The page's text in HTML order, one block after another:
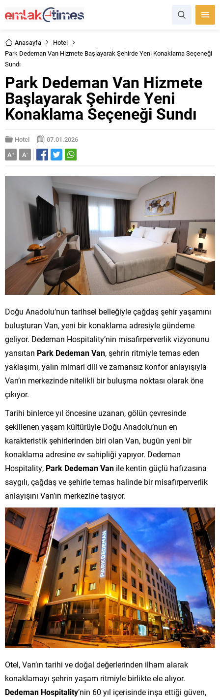
Anasayfa
Hotel
Park Dedeman Van Hizmete Başlayarak Şehirde Yeni Konaklama Seçeneği
Sundı
Park Dedeman Van Hizmete
Başlayarak Şehirde Yeni
Konaklama Seçeneği Sundı
Hotel
07.01.2026
A+ A-
Doğu Anadolu’nun tarihsel belleğiyle çağdaş şehir yaşamını
buluşturan Van, yeni bir konaklama adresiyle gündeme
geliyor. Dedeman Hospitality’nin misafirperverlik vizyonunu
yansıtan Park Dedeman Van, şehrin ritmiyle temas eden
yaklaşımı, yalın mimari dili ve zamansız konfor anlayışıyla
Van’ın merkezinde nitelikli bir buluşma noktası olarak öne
çıkıyor.
Tarihi binlerce yıl öncesine uzanan, gölün çevresinde
şekillenen yaşam kültürüyle Doğu Anadolu’nun en
karakteristik şehirlerinden biri olan Van, bugün yeni bir
konaklama adresine ev sahipliği yapıyor. Dedeman
Hospitality, Park Dedeman Van ile kentin güçlü hafızasına
saygılı, çağdaş ve şehirle temas halinde bir misafirperverlik
anlayışını Van’ın merkezine taşıyor.
Otel, Van’ın tarihi ve doğal değerlerinden ilham alarak
konaklamayı şehrin yaşam ritmiyle birlikte ele alıyor.
Dedeman Hospitality’nin 60 yıl içerisinde inşa ettiği güven,